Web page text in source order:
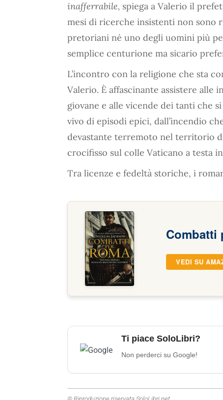
inafferrabile, spiega a Valerio il
mesi di ricerche insistenti non sono
pretoriani né uno degli uomini più
semplice centurione ma sicario
L’incontro con la religione che sta
Valerio. È affascinante assistere alle
giovane e alle vicende dei tanti che
vivo di episodi epici, dall’incendio
devastante terremoto nel territorio
crocifisso sul colle Vaticano a testa
Tra licenze e fedeltà storiche, i
Combatti
VEDI SU
Ti piace SoloLibri?
Non perderci su Google!